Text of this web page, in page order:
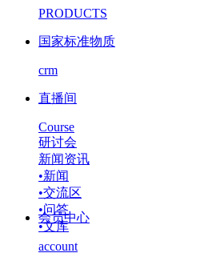
PRODUCTS
国家标准物质
crm
直播间
Course
研讨会
新闻资讯
•新闻
•交流区
•问答
•文库
会员中心
account